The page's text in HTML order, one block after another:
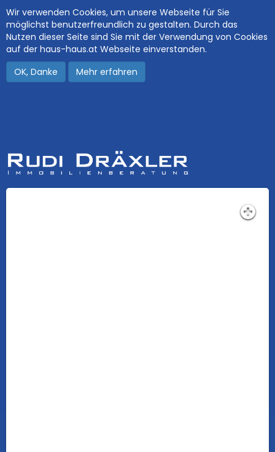
Wir verwenden Cookies, um unsere Webseite für Sie
möglichst benutzerfreundlich zu gestalten. Durch das
Nutzen dieser Seite sind Sie mit der Verwendung von Cookies
auf der haus-haus.at Webseite einverstanden.
OK, Danke
Mehr erfahren